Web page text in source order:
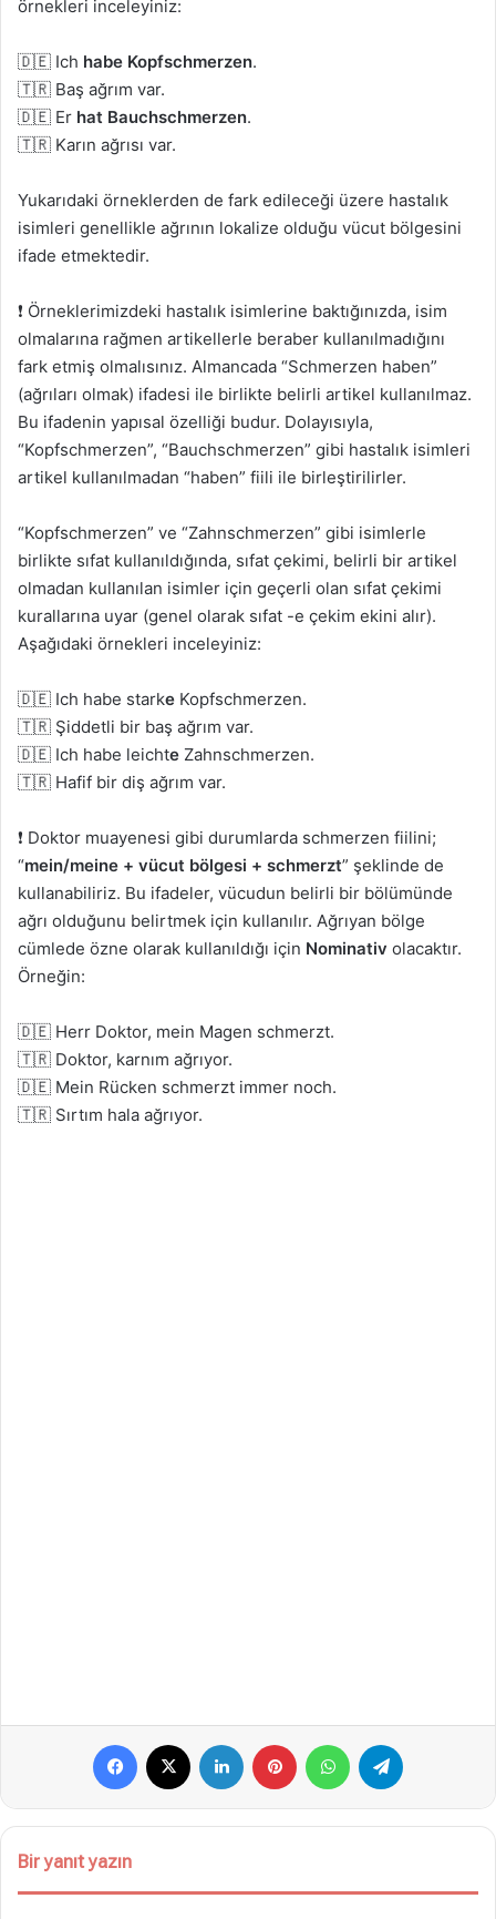
örnekleri inceleyiniz:
🇩🇪 Ich habe Kopfschmerzen.
🇹🇷 Baş ağrım var.
🇩🇪 Er hat Bauchschmerzen.
🇹🇷 Karın ağrısı var.
Yukarıdaki örneklerden de fark edileceği üzere hastalık
isimleri genellikle ağrının lokalize olduğu vücut bölgesini
ifade etmektedir.
❗ Örneklerimizdeki hastalık isimlerine baktığınızda, isim
olmalarına rağmen artikellerle beraber kullanılmadığını
fark etmiş olmalısınız. Almancada “Schmerzen haben”
(ağrıları olmak) ifadesi ile birlikte belirli artikel kullanılmaz.
Bu ifadenin yapısal özelliği budur. Dolayısıyla,
“Kopfschmerzen”, “Bauchschmerzen” gibi hastalık isimleri
artikel kullanılmadan “haben” fiili ile birleştirilirler.
“Kopfschmerzen” ve “Zahnschmerzen” gibi isimlerle
birlikte sıfat kullanıldığında, sıfat çekimi, belirli bir artikel
olmadan kullanılan isimler için geçerli olan sıfat çekimi
kurallarına uyar (genel olarak sıfat -e çekim ekini alır).
Aşağıdaki örnekleri inceleyiniz:
🇩🇪 Ich habe starke Kopfschmerzen.
🇹🇷 Şiddetli bir baş ağrım var.
🇩🇪 Ich habe leichte Zahnschmerzen.
🇹🇷 Hafif bir diş ağrım var.
❗ Doktor muayenesi gibi durumlarda schmerzen fiilini;
“mein/meine + vücut bölgesi + schmerzt” şeklinde de
kullanabiliriz. Bu ifadeler, vücudun belirli bir bölümünde
ağrı olduğunu belirtmek için kullanılır. Ağrıyan bölge
cümlede özne olarak kullanıldığı için Nominativ olacaktır.
Örneğin:
🇩🇪 Herr Doktor, mein Magen schmerzt.
🇹🇷 Doktor, karnım ağrıyor.
🇩🇪 Mein Rücken schmerzt immer noch.
🇹🇷 Sırtım hala ağrıyor.
Facebook LinkedIn Pinterest WhatsApp
Bir yanıt yazın